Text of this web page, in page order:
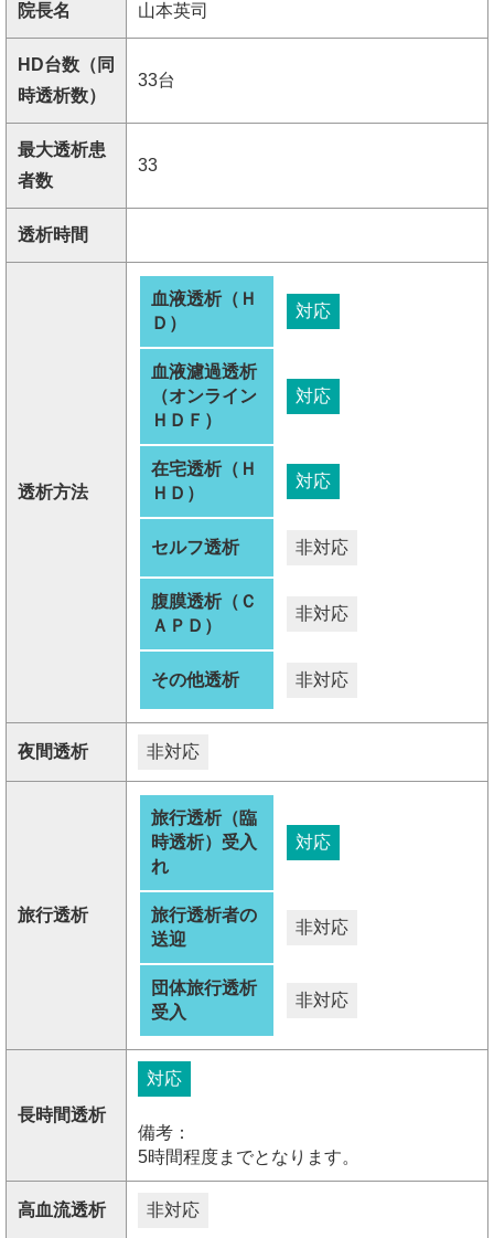
院長名 山本英司
HD台数（同
時透析数）
33台
最大透析患
者数
33
透析時間
透析方法
血液透析（Ｈ
Ｄ）
対応
血液濾過透析
（オンライン
ＨＤＦ）
対応
在宅透析（Ｈ
ＨＤ）
対応
セルフ透析 非対応
腹膜透析（Ｃ
ＡＰＤ）
非対応
その他透析 非対応
夜間透析 非対応
旅行透析
旅行透析（臨
時透析）受入
れ
対応
旅行透析者の
送迎
非対応
団体旅行透析
受入
非対応
長時間透析
対応
備考：
5時間程度までとなります。
高血流透析 非対応